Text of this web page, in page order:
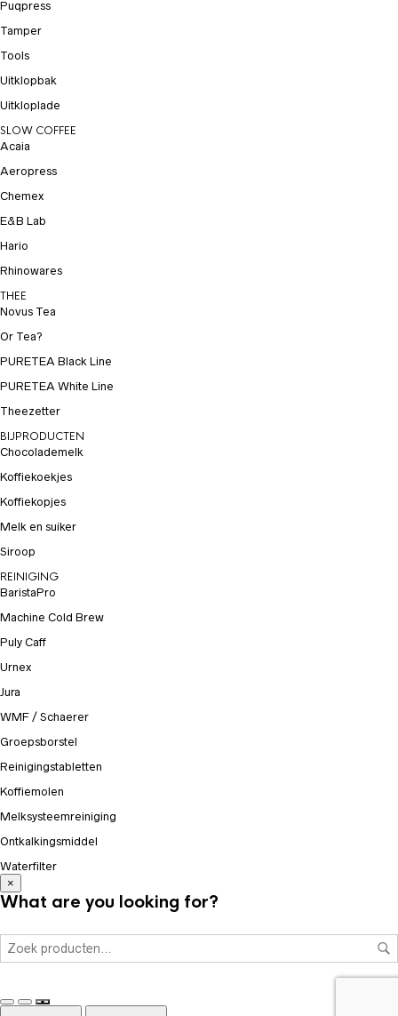
Puqpress
Tamper
Tools
Uitklopbak
Uitkloplade
SLOW COFFEE
Acaia
Aeropress
Chemex
E&B Lab
Hario
Rhinowares
THEE
Novus Tea
Or Tea?
PURETEA Black Line
PURETEA White Line
Theezetter
BIJPRODUCTEN
Chocolademelk
Koffiekoekjes
Koffiekopjes
Melk en suiker
Siroop
REINIGING
BaristaPro
Machine Cold Brew
Puly Caff
Urnex
Jura
WMF / Schaerer
Groepsborstel
Reinigingstabletten
Koffiemolen
Melksysteemreiniging
Ontkalkingsmiddel
Waterfilter
×
What are you looking for?